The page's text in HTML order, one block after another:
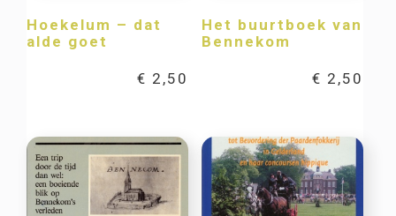
Hoekelum – dat
alde goet
€ 2,50
Het buurtboek van
Bennekom
€ 2,50